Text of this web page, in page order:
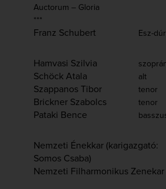
Auctorum – Gloria
***
Franz Schubert Esz-
Hamvasi Szilvia
Schöck Atala alt
Szappanos Tibor tenor
Brickner Szabolcs tenor
Pataki Bence
Nemzeti Énekkar (karigazgató:
Somos Csaba)
Nemzeti Filharmonikus Zenekar